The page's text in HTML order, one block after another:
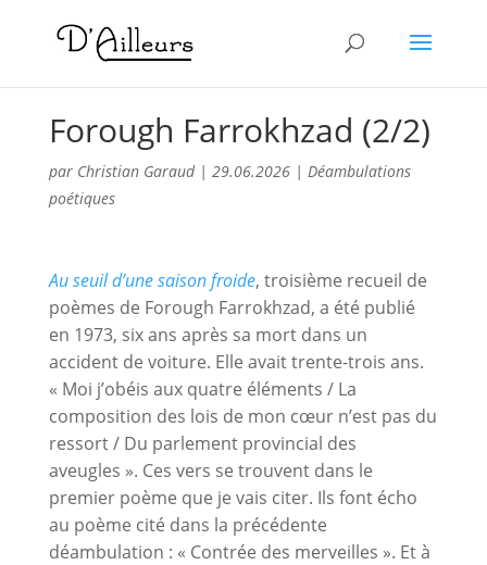
Forough Farrokhzad (2/2)
par Christian Garaud| 29.06.2026| Déambulations
poétiques
Au seuil d’une saison froide, troisième recueil de
poèmes de Forough Farrokhzad, a été publié
en 1973, six ans après sa mort dans un
accident de voiture. Elle avait trente-trois ans.
« Moi j’obéis aux quatre éléments / La
composition des lois de mon cœur n’est pas du
ressort / Du parlement provincial des
aveugles ». Ces vers se trouvent dans le
premier poème que je vais citer. Ils font écho
au poème cité dans la précédente
déambulation : « Contrée des merveilles ». Et à